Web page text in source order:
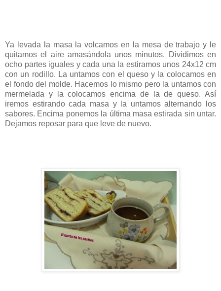
Ya levada la masa la volcamos en la mesa de trabajo y le
quitamos el aire amasándola unos minutos. Dividimos en
ocho partes iguales y cada una la estiramos unos 24x12 cm
con un rodillo. La untamos con el queso y la colocamos en
el fondo del molde. Hacemos lo mismo pero la untamos con
mermelada y la colocamos encima de la de queso. Así
iremos estirando cada masa y la untamos alternando los
sabores. Encima ponemos la última masa estirada sin untar.
Dejamos reposar para que leve de nuevo.